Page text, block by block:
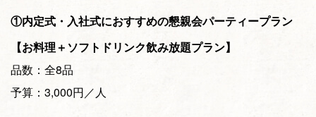
①内定式・入社式におすすめの懇親会パーティープラン
【お料理＋ソフトドリンク飲み放題プラン】
品数：全8品
予算：3,000円／人